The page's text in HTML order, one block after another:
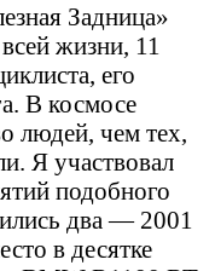
Задница»
жизни, 11
его
В космосе
людей, чем тех,
Я участвовал
подобного
два — 2001
в десятке